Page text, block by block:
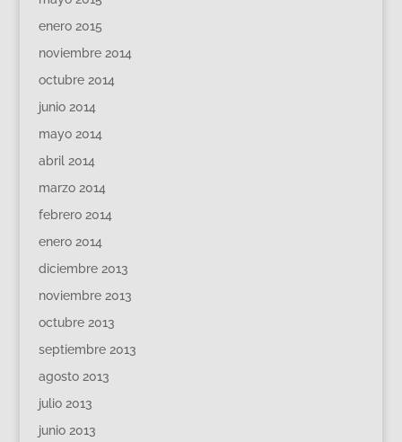
enero 2015
noviembre 2014
octubre 2014
junio 2014
mayo 2014
abril 2014
marzo 2014
febrero 2014
enero 2014
diciembre 2013
noviembre 2013
octubre 2013
septiembre 2013
agosto 2013
julio 2013
junio 2013